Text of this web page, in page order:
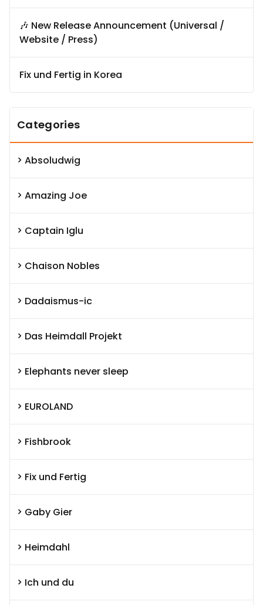
🎶 New Release Announcement (Universal /
Website / Press)
Fix und Fertig in Korea
Categories
Absoludwig
Amazing Joe
Captain Iglu
Chaison Nobles
Dadaismus-ic
Das Heimdall Projekt
Elephants never sleep
EUROLAND
Fishbrook
Fix und Fertig
Gaby Gier
Heimdahl
Ich und du